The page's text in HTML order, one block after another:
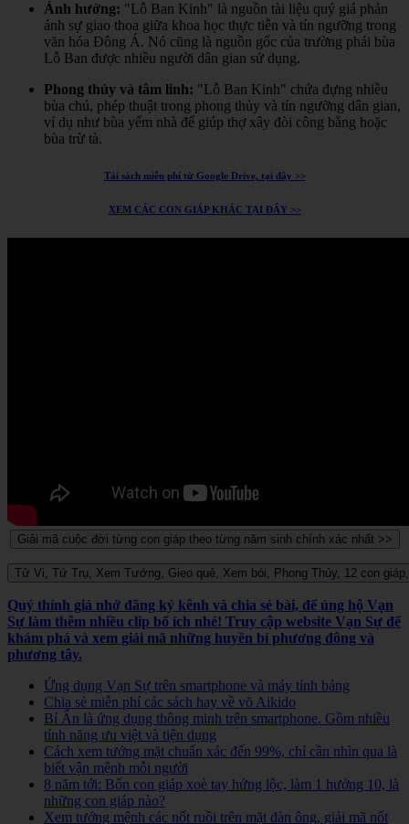
Ảnh hưởng: "Lỗ Ban Kinh" là nguồn tài liệu quý giá phản
ánh sự giao thoa giữa khoa học thực tiễn và tín ngưỡng trong
văn hóa Đông Á. Nó cũng là nguồn gốc của trường phái bùa
Lỗ Ban được nhiều người dân gian sử dụng.
Phong thủy và tâm linh: "Lỗ Ban Kinh" chứa đựng nhiều
bùa chú, phép thuật trong phong thủy và tín ngưỡng dân gian,
ví dụ như bùa yểm nhà để giúp thợ xây đòi công bằng hoặc
bùa trừ tà.
Tải sách miễn phí từ Google Drive, tại đây >>
XEM CÁC CON GIÁP KHÁC TẠI ĐÂY >>
Quý thính giả nhớ đăng ký kênh và chia sẻ bài, để ủng hộ Vạn
Sự làm thêm nhiều clip bổ ích nhé! Truy cập website Vạn Sự để
khám phá và xem giải mã những huyền bí phương đông và
phương tây.
Ứng dụng Vạn Sự trên smartphone và máy tính bảng
Chia sẻ miễn phí các sách hay về võ Aikido
Bí Ẩn là ứng dụng thông minh trên smartphone. Gồm nhiều
tính năng ưu việt và tiện dụng
Cách xem tướng mặt chuẩn xác đến 99%, chỉ cần nhìn qua là
biết vận mệnh mỗi người
8 năm tới: Bốn con giáp xoè tay hứng lộc, làm 1 hưởng 10, là
những con giáp nào?
Xem tướng mệnh các nốt ruồi trên mặt đàn ông, giải mã nốt